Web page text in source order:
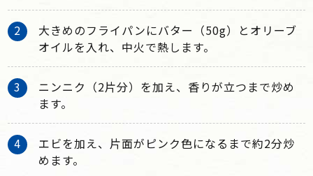
大きめのフライパンにバター（50g）とオリーブ
オイルを入れ、中火で熱します。
ニンニク（2片分）を加え、香りが立つまで炒め
ます。
エビを加え、片面がピンク色になるまで約2分炒
めます。